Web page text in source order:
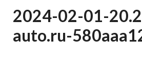
2024-02-01-
auto.ru-